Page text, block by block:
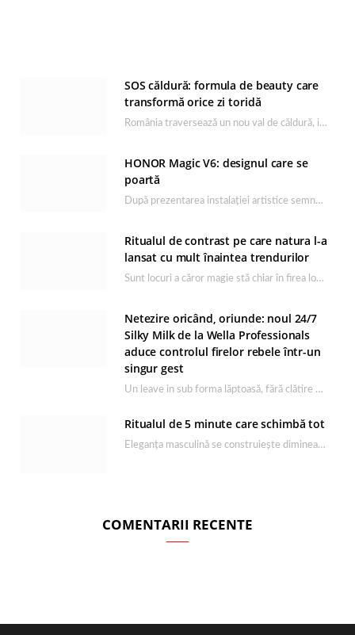
SOS căldură: formula de beauty care
transformă orice zi toridă
România traversează un nou val de căldură, iar rutina de îngrijire capătă un rol esențial…
HONOR Magic V6: designul care se
poartă
După prezentarea instalației artistice semnată de Catrinel Săbăciag în cadrul evenimentului de lansare HONOR Magic…
Ritualul de contrast pe care natura l-a
lansat cu mult înaintea trendurilor
Sunt locuri a căror magie stă chiar în firea lor naturală, iar Lacul Ursu din…
Netezire oricând, oriunde: noul 24/7
Silky Milk de la Wella Professionals
aduce controlul firelor rebele într-un
singur gest
Un leave in sub forma lăptoasă, fără clătire care completează rutina Ultimate Smooth și transformă…
Ritualul de 5 minute care schimbă tot
Eleganța masculină se construiește dimineața, în câteva minute și cu produsele potrivite. O rutină de…
COMENTARII RECENTE